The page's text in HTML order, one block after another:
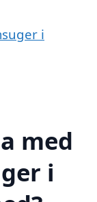
i
med
i